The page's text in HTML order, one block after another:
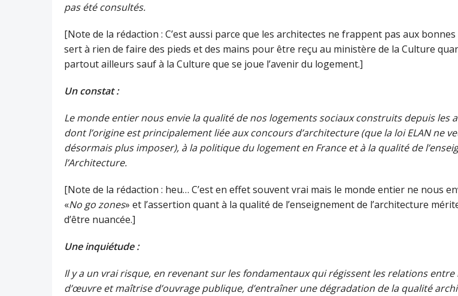
pas été consultés.
[Note de la rédaction : C’est aussi parce que les architectes ne frappent pas aux
sert à rien de faire des pieds et des mains pour être reçu au ministère de la Culture
partout ailleurs sauf à la Culture que se joue l’avenir du logement.]
Un constat :
Le monde entier nous envie la qualité de nos logements sociaux construits depuis les
dont l’origine est principalement liée aux concours d’architecture (que la loi ELAN ne
désormais plus imposer), à la politique du logement en France et à la qualité de
l’Architecture.
[Note de la rédaction : heu… C’est en effet souvent vrai mais le monde entier ne nous
«No go zones» et l’assertion quant à la qualité de l’enseignement de l’architecture
d’être nuancée.]
Une inquiétude :
Il y a un vrai risque, en revenant sur les fondamentaux qui régissent les relations
d’œuvre et maîtrise d’ouvrage publique, d’entraîner une dégradation de la qualité